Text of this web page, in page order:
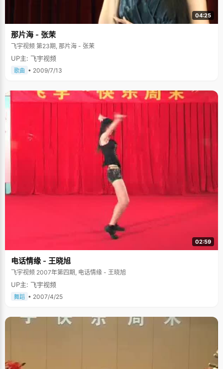
04:25
那片海 - 张茉
飞宇视频 第23期, 那片海 - 张茉
UP主: 飞宇视频
歌曲 • 2009/7/13
02:59
电话情缘 - 王晓旭
飞宇视频 2007年第四期, 电话情缘 - 王晓旭
UP主: 飞宇视频
舞蹈 • 2007/4/25